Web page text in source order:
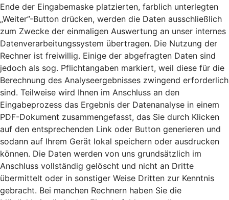
Ende der Eingabemaske platzierten, farblich unterlegten
„Weiter”-Button drücken, werden die Daten ausschließlich
zum Zwecke der einmaligen Auswertung an unser internes
Datenverarbeitungssystem übertragen. Die Nutzung der
Rechner ist freiwillig. Einige der abgefragten Daten sind
jedoch als sog. Pflichtangaben markiert, weil diese für die
Berechnung des Analyseergebnisses zwingend erforderlich
sind. Teilweise wird Ihnen im Anschluss an den
Eingabeprozess das Ergebnis der Datenanalyse in einem
PDF-Dokument zusammengefasst, das Sie durch Klicken
auf den entsprechenden Link oder Button generieren und
sodann auf Ihrem Gerät lokal speichern oder ausdrucken
können. Die Daten werden von uns grundsätzlich im
Anschluss vollständig gelöscht und nicht an Dritte
übermittelt oder in sonstiger Weise Dritten zur Kenntnis
gebracht. Bei manchen Rechnern haben Sie die